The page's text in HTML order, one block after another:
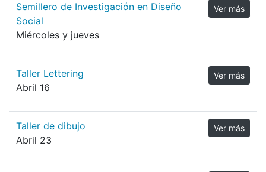
Semillero de Investigación en Diseño
Social
Miércoles y jueves
Ver más
Taller Lettering
Abril 16
Ver más
Taller de dibujo
Abril 23
Ver más